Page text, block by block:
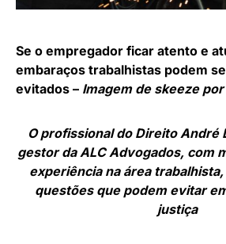
Se o empregador ficar atento e
embaraços trabalhistas podem
evitados – Imagem de skeeze por
O profissional do Direito André
gestor da ALC Advogados, com
experiência na área
questões que podem evitar
justiça